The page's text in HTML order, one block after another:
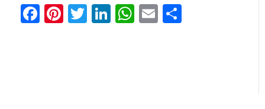
Facebook
Pinterest
Twitter
LinkedIn
WhatsApp
Email